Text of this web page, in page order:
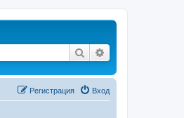
Поиск
Вход
Регистрация